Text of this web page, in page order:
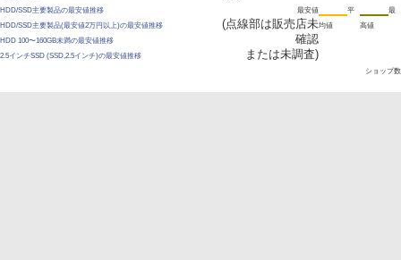
HDD/SSD主要製品の最安値推移
HDD/SSD主要製品(最安値2万円以上)の最安値推移
HDD 100〜160GB未満の最安値推移
2.5インチSSD (SSD,2.5インチ)の最安値推移
最安値
(点線部は販売店未
確認
または未調査)
平
均値
最
高値
ショップ数